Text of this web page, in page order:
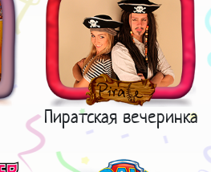
Пиратская вечеринка